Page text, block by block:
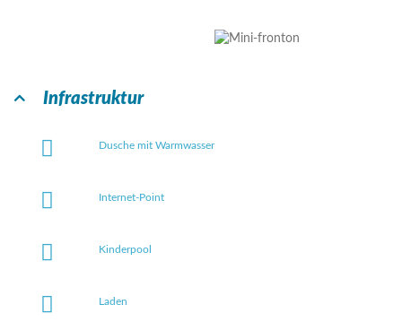
Infrastruktur
Dusche mit Warmwasser
Internet-Point
Kinderpool
Laden